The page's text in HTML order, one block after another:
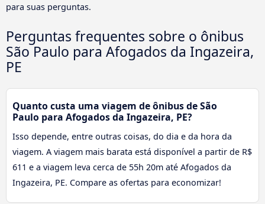
para suas perguntas.
Perguntas frequentes sobre o ônibus
São Paulo para Afogados da Ingazeira,
PE
Quanto custa uma viagem de ônibus de São
Paulo para Afogados da Ingazeira, PE?
Isso depende, entre outras coisas, do dia e da hora da
viagem. A viagem mais barata está disponível a partir de R$
611 e a viagem leva cerca de 55h 20m até Afogados da
Ingazeira, PE. Compare as ofertas para economizar!